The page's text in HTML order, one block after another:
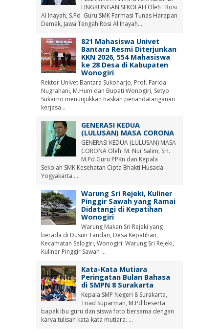
LINGKUNGAN SEKOLAH Oleh : Rosi
Al Inayah, S.Pd Guru SMK Farmasi Tunas Harapan
Demak, Jawa Tengah Rosi Al Inayah...
821 Mahasiswa Univet
Bantara Resmi Diterjunkan
KKN 2026, 554 Mahasiswa
ke 28 Desa di Kabupaten
Wonogiri
Rektor Univet Bantara Sukoharjo, Prof. Farida
Nugrahani, M.Hum dan Bupati Wonogiri, Setyo
Sukarno menunjukkan naskah penandatanganan
kerjasa...
GENERASI KEDUA
(LULUSAN) MASA CORONA
GENERASI KEDUA (LULUSAN) MASA
CORONA Oleh: M. Nur Salim, SH.
M.Pd Guru PPKn dan Kepala
Sekolah SMK Kesehatan Cipta Bhakti Husada
Yogyakarta ...
Warung Sri Rejeki, Kuliner
Pinggir Sawah yang Ramai
Didatangi di Kepatihan
Wonogiri
Warung Makan Sri Rejeki yang
berada di Dusun Tandan, Desa Kepatihan,
Kecamatan Selogiri, Wonogiri. Warung Sri Rejeki,
Kuliner Pinggir Sawah ...
Kata-Kata Mutiara
Peringatan Bulan Bahasa
di SMPN 8 Surakarta
Kepala SMP Negeri 8 Surakarta,
Triad Suparman, M.Pd beserta
bapak ibu guru dan siswa foto bersama dengan
karya tulisan kata-kata mutiara. ...